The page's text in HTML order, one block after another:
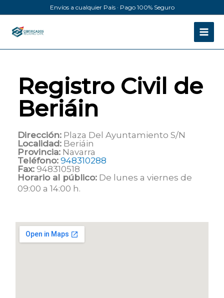
al
contenido
Envíos a cualquier País · Pago 100% Seguro
Registro Civil de
Beriáin
Dirección: Plaza Del Ayuntamiento S/N
Localidad: Beriáin
Provincia: Navarra
Teléfono: 948310288
Fax: 948310518
Horario al público: De lunes a viernes de
09:00 a 14:00 h.